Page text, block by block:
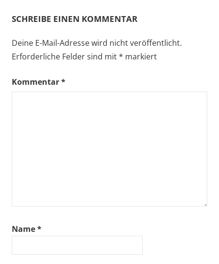
SCHREIBE EINEN KOMMENTAR
Deine E-Mail-Adresse wird nicht veröffentlicht.
Erforderliche Felder sind mit* markiert
Kommentar*
Name*